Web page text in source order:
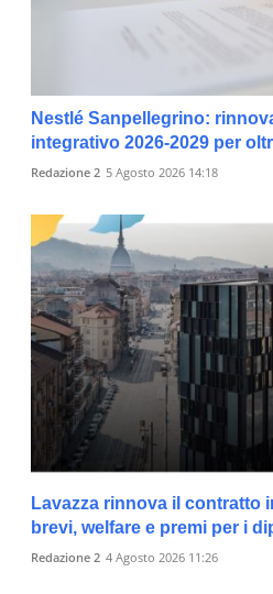
Nestlé Sanpellegrino:
integrativo 2026-2029 per
Redazione 2 5 Agosto 2026 14:18
Lavazza rinnova il contratto
brevi, welfare e premi per i
Redazione 2 4 Agosto 2026 11:26